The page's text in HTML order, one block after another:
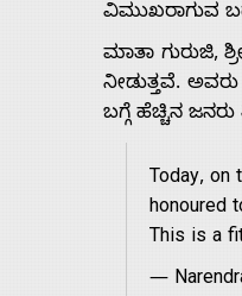
ವಿಮುಖರಾಗುವ
ಮಾತಾ ಗುರುಜಿ,
ನೀಡುತ್ತವೆ.
ಬಗ್ಗೆ ಹೆಚ್ಚಿನ
Today,
honoured
This is a
—